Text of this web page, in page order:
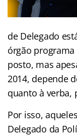
de Delegado
órgão programa
posto, mas
2014, depende
quanto à verba,
Por isso,
Delegado da